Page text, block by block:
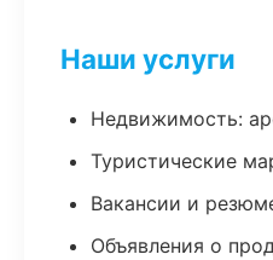
Наши услуги
Недвижимость:
Туристические
Вакансии и
Объявления о